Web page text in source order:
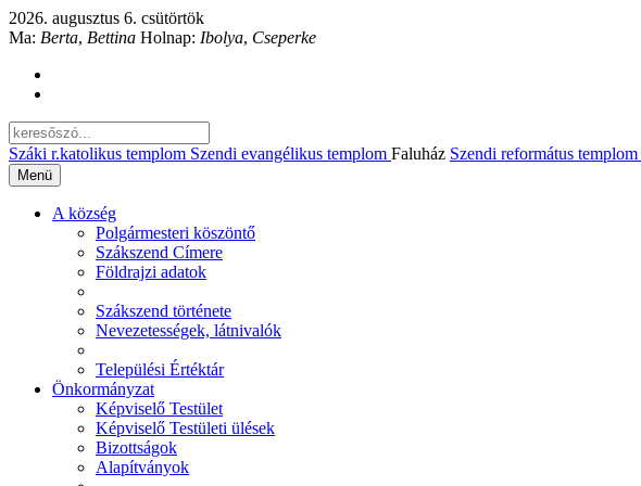
2026. augusztus 6. csütörtök
Ma: Berta, Bettina Holnap: Ibolya, Cseperke
Száki r.katolikus templom Szendi evangélikus templom Faluház Szendi református templom
Menü
A község
Polgármesteri köszöntő
Szákszend Címere
Földrajzi adatok
Szákszend története
Nevezetességek, látnivalók
Települési Értéktár
Önkormányzat
Képviselő Testület
Képviselő Testületi ülések
Bizottságok
Alapítványok